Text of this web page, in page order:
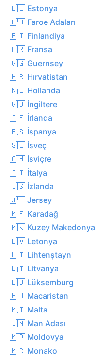
🇪🇪 Estonya
🇫🇴 Faroe Adaları
🇫🇮 Finlandiya
🇫🇷 Fransa
🇬🇬 Guernsey
🇭🇷 Hırvatistan
🇳🇱 Hollanda
🇬🇧 İngiltere
🇮🇪 İrlanda
🇪🇸 İspanya
🇸🇪 İsveç
🇨🇭 İsviçre
🇮🇹 İtalya
🇮🇸 İzlanda
🇯🇪 Jersey
🇲🇪 Karadağ
🇲🇰 Kuzey Makedonya
🇱🇻 Letonya
🇱🇮 Lihtenştayn
🇱🇹 Litvanya
🇱🇺 Lüksemburg
🇭🇺 Macaristan
🇲🇹 Malta
🇮🇲 Man Adası
🇲🇩 Moldovya
🇲🇨 Monako